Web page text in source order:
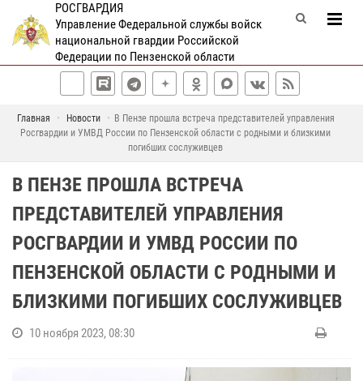
РОСГВАРДИЯ
Управление Федеральной службы войск
национальной гвардии Российской
Федерации по Пензенской области
Главная Новости
В Пензе прошла встреча представителей управления
Росгвардии и УМВД России по Пензенской области с родными и близкими
погибших сослуживцев
В ПЕНЗЕ ПРОШЛА ВСТРЕЧА
ПРЕДСТАВИТЕЛЕЙ УПРАВЛЕНИЯ
РОСГВАРДИИ И УМВД РОССИИ ПО
ПЕНЗЕНСКОЙ ОБЛАСТИ С РОДНЫМИ И
БЛИЗКИМИ ПОГИБШИХ СОСЛУЖИВЦЕВ
10 ноября 2023, 08:30